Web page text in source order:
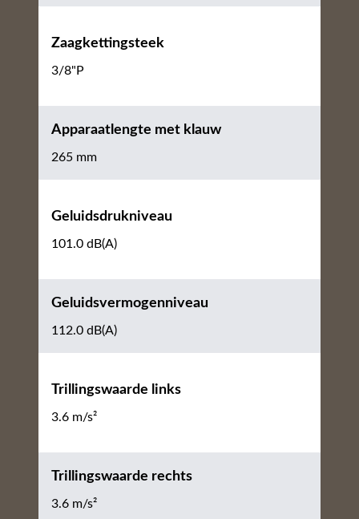
Zaagkettingsteek
3/8"P
Apparaatlengte met klauw
265 mm
Geluidsdrukniveau
101.0 dB(A)
Geluidsvermogenniveau
112.0 dB(A)
Trillingswaarde links
3.6 m/s²
Trillingswaarde rechts
3.6 m/s²